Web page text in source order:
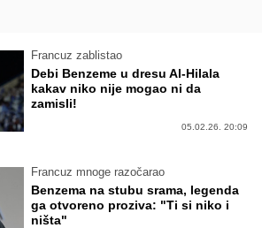
Francuz zablistao
Debi Benzeme u dresu Al-Hilala
kakav niko nije mogao ni da
zamisli!
05.02.26. 20:09
Francuz mnoge razočarao
Benzema na stubu srama, legenda
ga otvoreno proziva: "Ti si niko i
ništa"